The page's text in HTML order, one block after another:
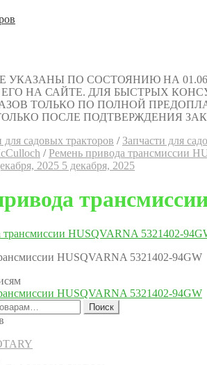
УКАЗАНЫ ПО СОСТОЯНИЮ НА
НА САЙТЕ. ДЛЯ БЫСТРЫХ
ТОЛЬКО ПО ПОЛНОЙ
ПОСЛЕ ПОДТВЕРЖДЕНИЯ
для садовых тракторов / Запчасти для
/ Ремень привода трансмиссии
2025 5 декабря, 2025
HUSQVARNA 5321402-94GW
HUSQVARNA 5321402-94GW
Поиск